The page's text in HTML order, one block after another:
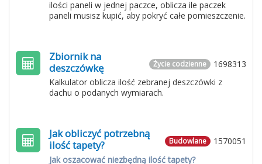
ilości paneli w jednej paczce, oblicza ile paczek
paneli musisz kupić, aby pokryć całe pomieszczenie.
1698313
Życie codzienne
Zbiornik na
deszczówkę
Kalkulator oblicza ilość zebranej deszczówki z
dachu o podanych wymiarach.
1570051
Budowlane
Jak obliczyć potrzebną
ilość tapety?
Jak oszacować niezbędną ilość tapety?